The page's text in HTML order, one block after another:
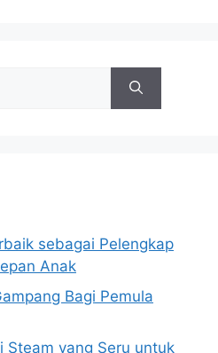
sebagai Pelengkap
Anak
Bagi Pemula
Steam yang Seru untuk